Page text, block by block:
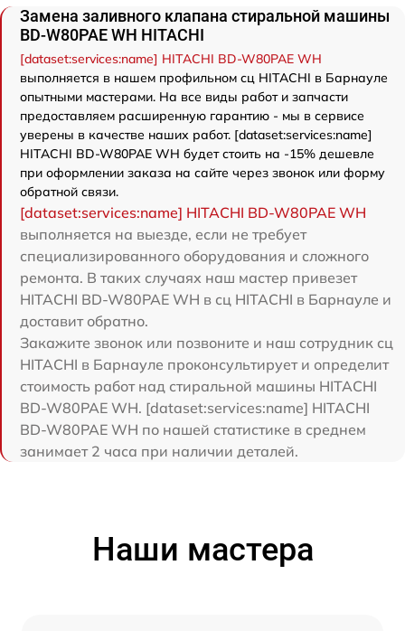
Замена заливного клапана стиральной машины
BD-W80PAE WH HITACHI
[dataset:services:name] HITACHI BD-W80PAE WH
выполняется в нашем профильном сц HITACHI в Барнауле
опытными мастерами. На все виды работ и запчасти
предоставляем расширенную гарантию - мы в сервисе
уверены в качестве наших работ. [dataset:services:name]
HITACHI BD-W80PAE WH будет стоить на -15% дешевле
при оформлении заказа на сайте через звонок или форму
обратной связи.
[dataset:services:name] HITACHI BD-W80PAE WH
выполняется на выезде, если не требует
специализированного оборудования и сложного
ремонта. В таких случаях наш мастер привезет
HITACHI BD-W80PAE WH в сц HITACHI в Барнауле и
доставит обратно.
Закажите звонок или позвоните и наш сотрудник сц
HITACHI в Барнауле проконсультирует и определит
стоимость работ над стиральной машины HITACHI
BD-W80PAE WH. [dataset:services:name] HITACHI
BD-W80PAE WH по нашей статистике в среднем
занимает 2 часа при наличии деталей.
Наши мастера